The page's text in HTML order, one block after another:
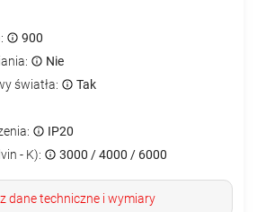
900
Nie
światła:
Tak
IP20
- K):
3000 / 4000 / 6000
dane techniczne i wymiary